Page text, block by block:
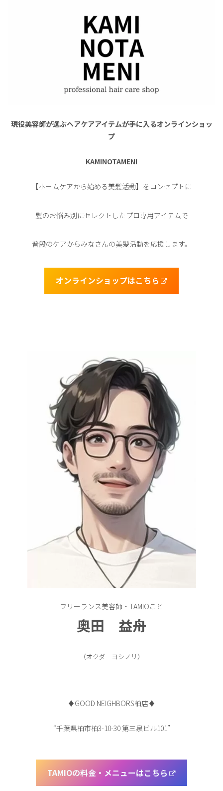
現役美容師が選ぶヘアケアアイテムが手に入るオンラインショッ
プ
KAMINOTAMENI
【ホームケアから始める美髪活動】をコンセプトに
髪のお悩み別にセレクトしたプロ専用アイテムで
普段のケアからみなさんの美髪活動を応援します。
オンラインショップはこちら
フリーランス美容師・TAMIOこと
奥田 益舟
（オクダ ヨシノリ）
♦︎GOOD NEIGHBORS柏店♦︎
“千葉県柏市柏3-10-30 第三泉ビル101”
TAMIOの料金・メニューはこちら